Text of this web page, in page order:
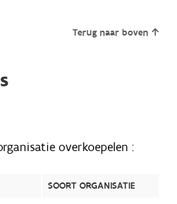
Terug naar boven
overkoepelen :
SOORT ORGANISATIE